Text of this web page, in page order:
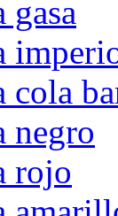
gasa
cola
negro
rojo